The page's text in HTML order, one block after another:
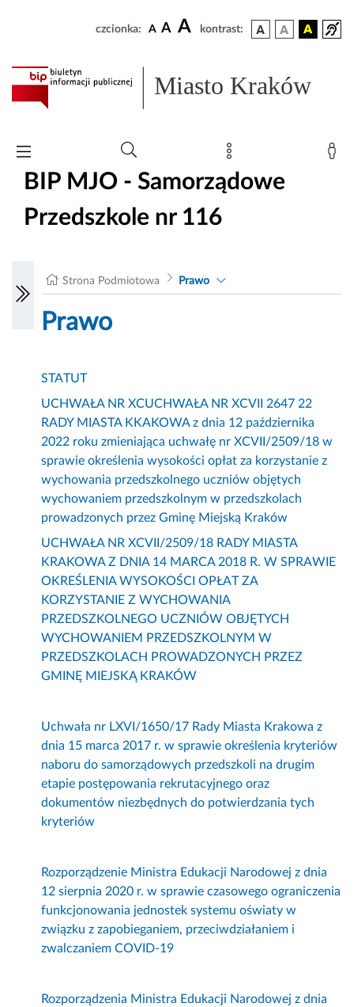
czcionka: A A A kontrast:
Miasto Kraków
BIP MJO - Samorządowe
Przedszkole nr 116
Strona Podmiotowa Prawo
Prawo
STATUT
UCHWAŁA NR XCUCHWAŁA NR XCVII 2647 22
RADY MIASTA KKAKOWA z dnia 12 października
2022 roku zmieniająca uchwałę nr XCVII/2509/18 w
sprawie określenia wysokości opłat za korzystanie z
wychowania przedszkolnego uczniów objętych
wychowaniem przedszkolnym w przedszkolach
prowadzonych przez Gminę Miejską Kraków
UCHWAŁA NR XCVII/2509/18 RADY MIASTA
KRAKOWA Z DNIA 14 MARCA 2018 R. W SPRAWIE
OKREŚLENIA WYSOKOŚCI OPŁAT ZA
KORZYSTANIE Z WYCHOWANIA
PRZEDSZKOLNEGO UCZNIÓW OBJĘTYCH
WYCHOWANIEM PRZEDSZKOLNYM W
PRZEDSZKOLACH PROWADZONYCH PRZEZ
GMINĘ MIEJSKĄ KRAKÓW
Uchwała nr LXVI/1650/17 Rady Miasta Krakowa z
dnia 15 marca 2017 r. w sprawie określenia kryteriów
naboru do samorządowych przedszkoli na drugim
etapie postępowania rekrutacyjnego oraz
dokumentów niezbędnych do potwierdzania tych
kryteriów
Rozporządzenie Ministra Edukacji Narodowej z dnia
12 sierpnia 2020 r. w sprawie czasowego ograniczenia
funkcjonowania jednostek systemu oświaty w
związku z zapobieganiem, przeciwdziałaniem i
zwalczaniem COVID-19
Rozporządzenia Ministra Edukacji Narodowej z dnia